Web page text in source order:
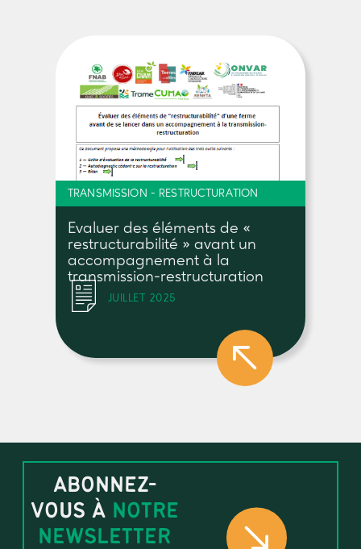
TRANSMISSION - RESTRUCTURATION
Evaluer des éléments de «
restructurabilité » avant un
accompagnement à la
transmission-restructuration
JUILLET 2025
ABONNEZ-
VOUS À NOTRE
NEWSLETTER